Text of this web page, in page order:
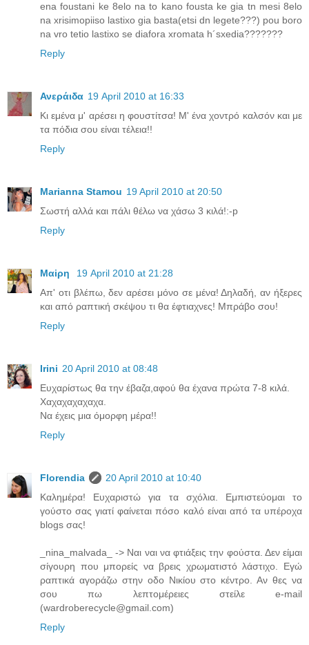
ena foustani ke 8elo na to kano fousta ke gia tn mesi 8elo
na xrisimopiiso lastixo gia basta(etsi dn legete???) pou boro
na vro tetio lastixo se diafora xromata h´sxedia???????
Reply
Ανεράιδα 19 April 2010 at 16:33
Κι εμένα μ' αρέσει η φουστίτσα! Μ' ένα χοντρό καλσόν και με
τα πόδια σου είναι τέλεια!!
Reply
Marianna Stamou 19 April 2010 at 20:50
Σωστή αλλά και πάλι θέλω να χάσω 3 κιλά!:-p
Reply
Μαiρη
19 April 2010 at 21:28
Aπ' οτι βλέπω, δεν αρέσει μόνο σε μένα! Δηλαδή, αν ήξερες
και από ραπτική σκέψου τι θα έφτιαχνες! Μπράβο σου!
Reply
Irini 20 April 2010 at 08:48
Ευχαρίστως θα την έβαζα,αφού θα έχανα πρώτα 7-8 κιλά.
Χαχαχαχαχαχα.
Να έχεις μια όμορφη μέρα!!
Reply
Florendia
20 April 2010 at 10:40
Καλημέρα! Ευχαριστώ για τα σχόλια. Εμπιστεύομαι το
γούστο σας γιατί φαίνεται πόσο καλό είναι από τα υπέροχα
blogs σας!
_nina_malvada_ -> Ναι ναι να φτιάξεις την φούστα. Δεν είμαι
σίγουρη που μπορείς να βρεις χρωματιστό λάστιχο. Εγώ
ραπτικά αγοράζω στην οδο Νικίου στο κέντρο. Αν θες να
σου πω λεπτομέρειες στείλε e-mail
(wardroberecycle@gmail.com)
Reply